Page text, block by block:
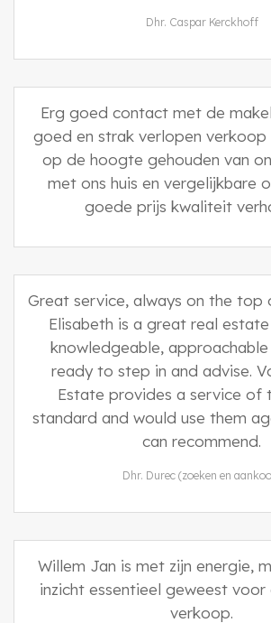
Dhr. Caspar Kerckhoff
Erg goed contact met de
goed en strak verlopen verkoop
op de hoogte gehouden van
met ons huis en vergelijkbare
goede prijs kwaliteit
Great service, always on the top
Elisabeth is a great real
knowledgeable,
ready to step in and advise.
Estate provides a service of
standard and would use them
can recommend.
Dhr. Durec (zoeken en
Willem Jan is met zijn energie,
inzicht essentieel geweest
verkoop.